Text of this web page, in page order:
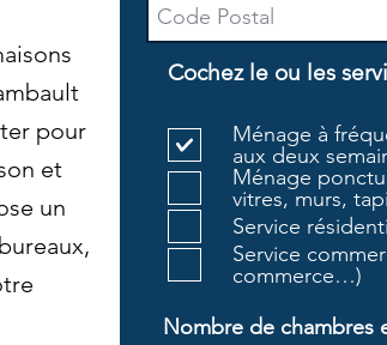
pour
et
un
Cochez le ou les
Ménage à
aux deux
Ménage
vitres, murs,
Service
Service
commerce…)
Nombre de chambres